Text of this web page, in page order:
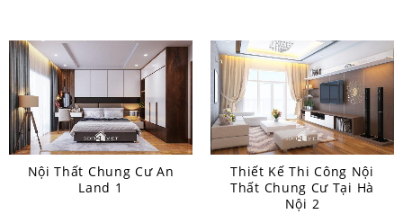
Nội Thất Chung Cư An
Land 1
Thiết Kế Thi Công Nội
Thất Chung Cư Tại Hà
Nội 2